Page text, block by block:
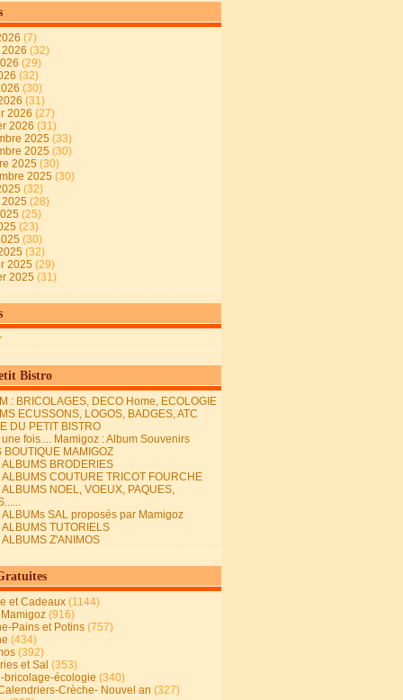
(7)
(32)
(29)
(32)
(30)
(31)
2026 (27)
2026 (31)
2025 (33)
2025 (30)
2025 (30)
2025 (30)
(32)
(28)
(25)
(23)
(30)
(32)
2025 (29)
2025 (31)
Bistro
: BRICOLAGES, DECO Home, ECOLOGIE
ECUSSONS, LOGOS, BADGES, ATC
DU PETIT BISTRO
fois.... Mamigoz : Album Souvenirs
BOUTIQUE MAMIGOZ
ALBUMS BRODERIES
ALBUMS COUTURE TRICOT FOURCHE
ALBUMS NOEL, VOEUX, PAQUES,
ALBUMs SAL proposés par Mamigoz
ALBUMS TUTORIELS
ALBUMS Z'ANIMOS
et Cadeaux (1144)
(916)
Pains et Potins (757)
(434)
(392)
et Sal (353)
bricolage-écologie (340)
Crèche- Nouvel an (327)